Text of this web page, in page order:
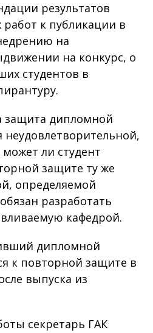
результатов
к публикации в
на
на конкурс, о
студентов в
защита дипломной
неудовлетворительной,
может ли студент
защите ту же
определяемой
разработать
кафедрой.
дипломной
к повторной защите в
выпуска из
секретарь ГАК